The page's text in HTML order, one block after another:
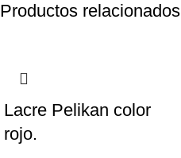
Productos relacionados
Lacre Pelikan color
rojo.